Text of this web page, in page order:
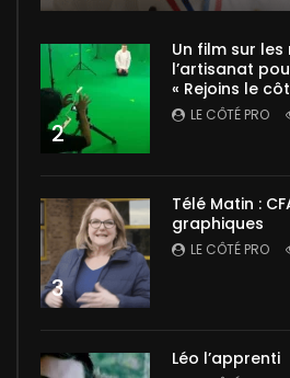
2
Un film sur
l’artisanat
« Rejoins le
LE CÔTÉ PRO
3
Télé Matin :
graphiques
LE CÔTÉ PRO
Léo l’apprenti